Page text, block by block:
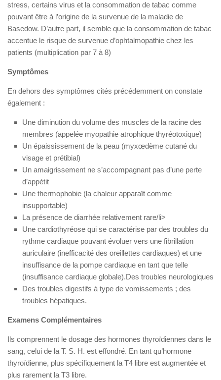
stress, certains virus et la consommation de tabac comme
pouvant être à l’origine de la survenue de la maladie de
Basedow. D’autre part, il semble que la consommation de tabac
accentue le risque de survenue d’ophtalmopathie chez les
patients (multiplication par 7 à 8)
Symptômes
En dehors des symptômes cités précédemment on constate
également :
Une diminution du volume des muscles de la racine des
membres (appelée myopathie atrophique thyréotoxique)
Un épaississement de la peau (myxœdème cutané du
visage et prétibial)
Un amaigrissement ne s’accompagnant pas d’une perte
d’appétit
Une thermophobie (la chaleur apparaît comme
insupportable)
La présence de diarrhée relativement rare/li>
Une cardiothyréose qui se caractérise par des troubles du
rythme cardiaque pouvant évoluer vers une fibrillation
auriculaire (inefficacité des oreillettes cardiaques) et une
insuffisance de la pompe cardiaque en tant que telle
(insuffisance cardiaque globale).Des troubles neurologiques
Des troubles digestifs à type de vomissements ; des
troubles hépatiques.
Examens Complémentaires
Ils comprennent le dosage des hormones thyroïdiennes dans le
sang, celui de la T. S. H. est effondré. En tant qu’hormone
thyroïdienne, plus spécifiquement la T4 libre est augmentée et
plus rarement la T3 libre.